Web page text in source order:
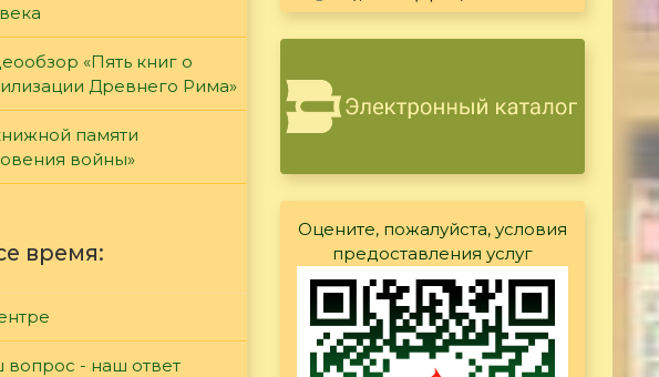
«Пять книг о
Древнего Рима»
памяти
войны»
время:
вопрос - наш ответ
Оцените, пожалуйста, условия
предоставления услуг